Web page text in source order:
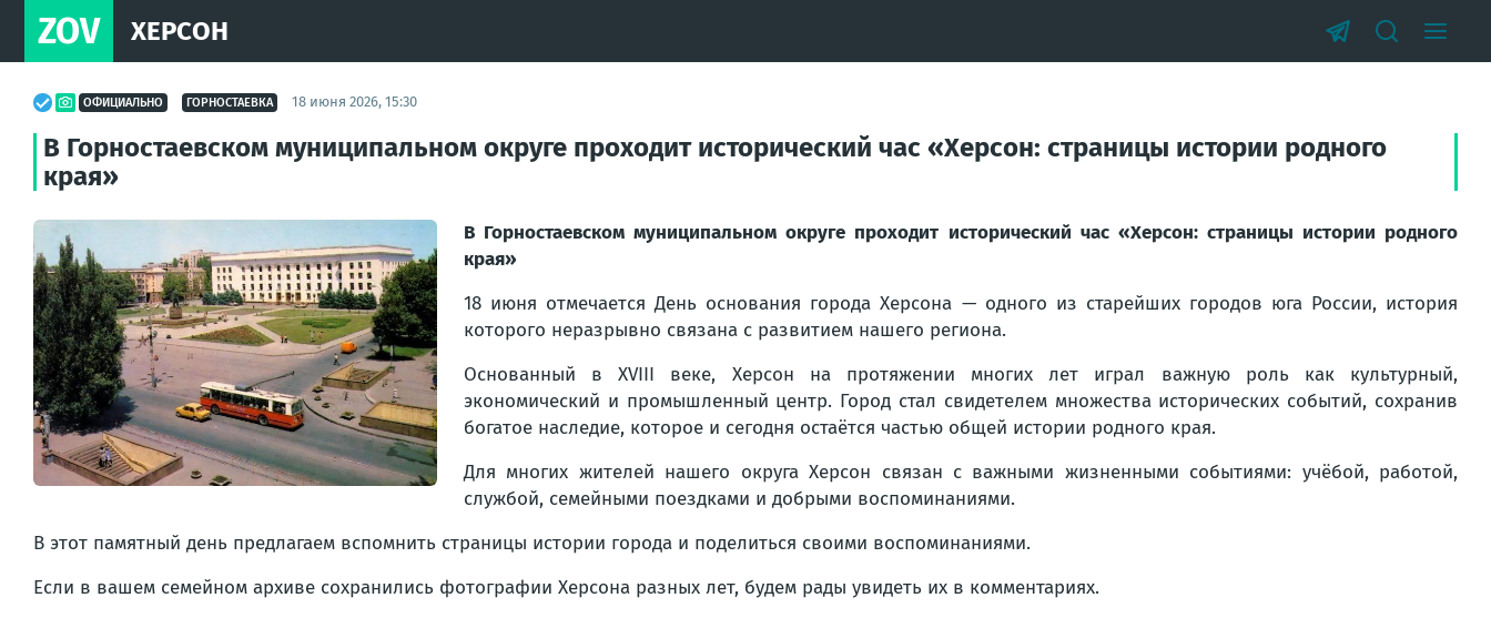
ZOV ХЕРСОН
ОФИЦИАЛЬНО ГОРНОСТАЕВКА 18 июня 2026, 15:30
В Горностаевском муниципальном округе проходит исторический час «Херсон: страницы истории родного
края»
В Горностаевском муниципальном округе проходит исторический час «Херсон: страницы истории родного
края»
18 июня отмечается День основания города Херсона — одного из старейших городов юга России, история
которого неразрывно связана с развитием нашего региона.
Основанный в XVIII веке, Херсон на протяжении многих лет играл важную роль как культурный,
экономический и промышленный центр. Город стал свидетелем множества исторических событий, сохранив
богатое наследие, которое и сегодня остаётся частью общей истории родного края.
Для многих жителей нашего округа Херсон связан с важными жизненными событиями: учёбой, работой,
службой, семейными поездками и добрыми воспоминаниями.
В этот памятный день предлагаем вспомнить страницы истории города и поделиться своими воспоминаниями.
Если в вашем семейном архиве сохранились фотографии Херсона разных лет, будем рады увидеть их в комментариях.